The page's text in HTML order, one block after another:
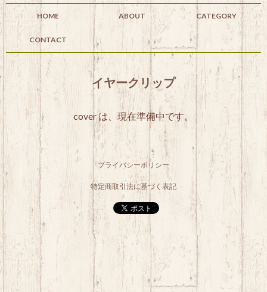
HOME ABOUT CATEGORY
CONTACT
イヤークリップ
cover は、現在準備中です。
プライバシーポリシー
特定商取引法に基づく表記